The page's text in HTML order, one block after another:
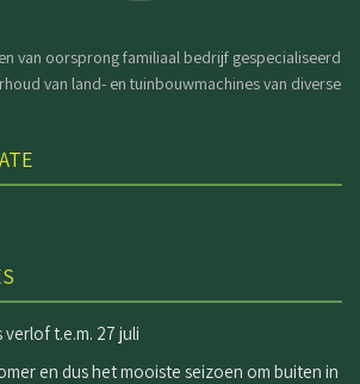
van oorsprong familiaal bedrijf gespecialiseerd
van land- en tuinbouwmachines van diverse
verlof t.e.m. 27 juli
en dus het mooiste seizoen om buiten in